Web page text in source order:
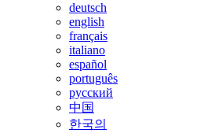
deutsch
english
français
italiano
español
português
русский
中国
한국의